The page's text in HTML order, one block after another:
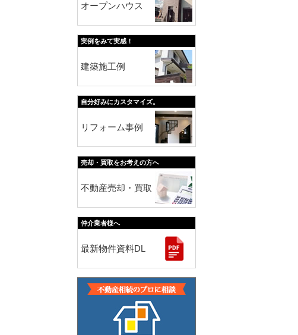
オープンハウス
実例をみて実感！
建築施工例
自分好みにカスタマイズ。
リフォーム事例
売却・買取をお考えの方へ
不動産売却・買取
仲介業者様へ
最新物件資料DL